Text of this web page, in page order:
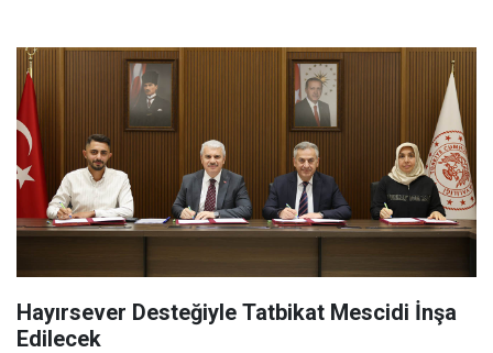
Hayırsever Desteğiyle Tatbikat Mescidi İnşa
Edilecek